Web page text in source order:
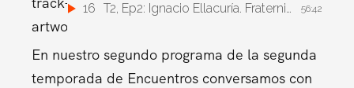
16 T2, Ep2: Ignacio Ellacuría. Fraternidad Solidaria 56:42
En nuestro segundo programa de la segunda
temporada de Encuentros conversamos con